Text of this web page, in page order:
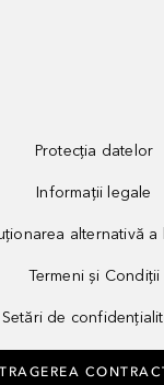
Protecția datelor
Informații legale
alternativă a
Termeni și Condiții
Setări de